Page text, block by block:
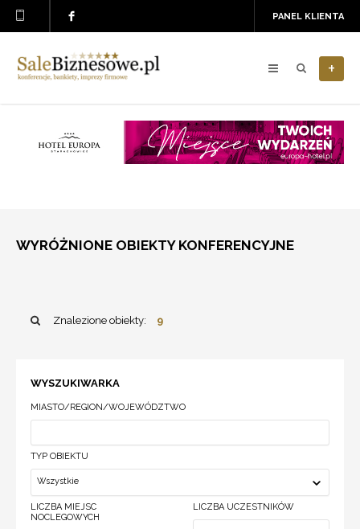
PANEL KLIENTA
+
WYRÓŻNIONE OBIEKTY KONFERENCYJNE
Znalezione obiekty: 9
WYSZUKIWARKA
MIASTO/REGION/WOJEWÓDZTWO
TYP OBIEKTU
Wszystkie
LICZBA MIEJSC
NOCLEGOWYCH
LICZBA UCZESTNIKÓW